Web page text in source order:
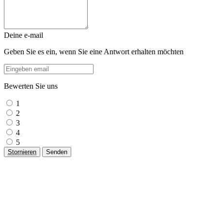
Deine e-mail
Geben Sie es ein, wenn Sie eine Antwort erhalten möchten
Bewerten Sie uns
1
2
3
4
5
Stornieren Senden